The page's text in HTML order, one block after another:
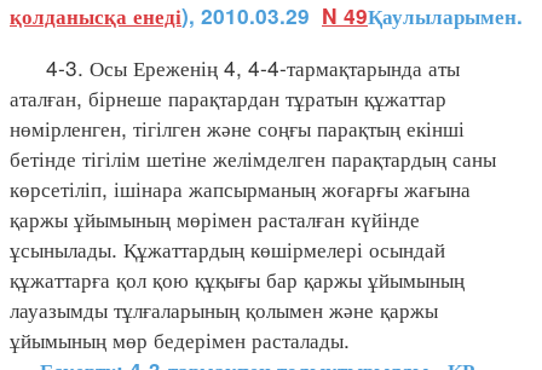
қолданысқа енеді), 2010.03.29 N 49Қаулыларымен.
4-3. Осы Ереженің 4, 4-4-тармақтарында аты
аталған, бірнеше парақтардан тұратын құжаттар
нөмірленген, тігілген және соңғы парақтың екінші
бетінде тігілім шетіне желімделген парақтардың саны
көрсетіліп, ішінара жапсырманың жоғарғы жағына
қаржы ұйымының мөрімен расталған күйінде
ұсынылады. Құжаттардың көшірмелері осындай
құжаттарға қол қою құқығы бар қаржы ұйымының
лауазымды тұлғаларының қолымен және қаржы
ұйымының мөр бедерімен расталады.